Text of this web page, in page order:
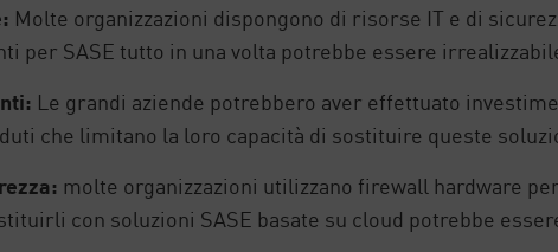
Molte organizzazioni dispongono di risorse IT e di
per SASE tutto in una volta potrebbe essere
Le grandi aziende potrebbero aver effettuato
che limitano la loro capacità di sostituire queste
molte organizzazioni utilizzano firewall hardware
con soluzioni SASE basate su cloud potrebbe